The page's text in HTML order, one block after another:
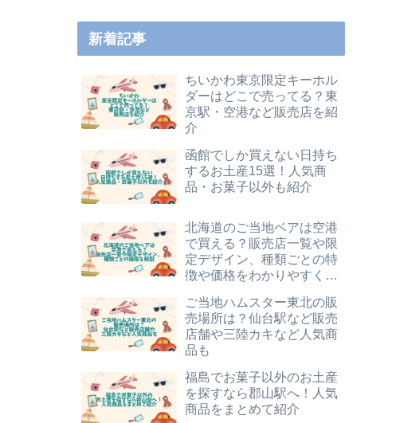
新着記事
ちいかわ東京限定キーホル
ダーはどこで売ってる？東
京駅・空港など販売店を紹
介
函館でしか買えない日持ち
するお土産15選！人気商
品・お菓子以外も紹介
北海道のご当地ベアは空港
で買える？販売店一覧や限
定デザイン、種類ごとの特
徴や価格をわかりやすく解
ご当地ハムスター東北の販
売場所は？仙台駅など販売
店舗や三陸カキなど人気商
品も
福島でお菓子以外のお土産
を探すなら郡山駅へ！人気
商品をまとめて紹介